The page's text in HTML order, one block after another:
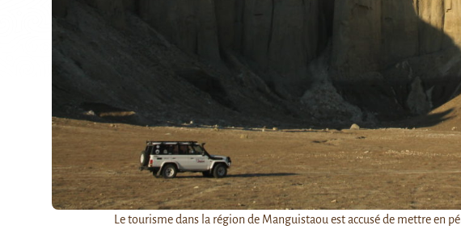
Le tourisme dans la région de Manguistaou est accusé de mettre en